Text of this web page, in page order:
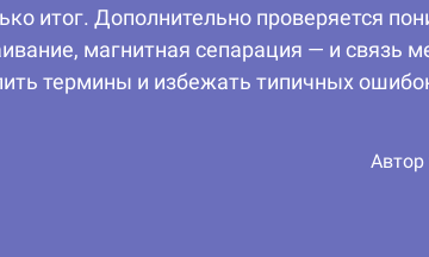
итог. Дополнительно проверяется
магнитная сепарация — и связь
термины и избежать типичных
Автор